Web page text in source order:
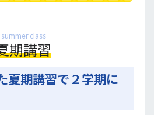
summer class
期講習
夏期講習で２学期に